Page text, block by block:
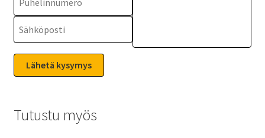
Tutustu myös